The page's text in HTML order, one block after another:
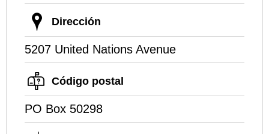
Dirección
5207 United Nations Avenue
Código postal
PO Box 50298